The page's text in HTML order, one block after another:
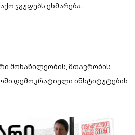
ჯგუფებს ეხმარება.
მონაწილეობის, მთავრობის
დემოკრატიული ინსტიტუტების